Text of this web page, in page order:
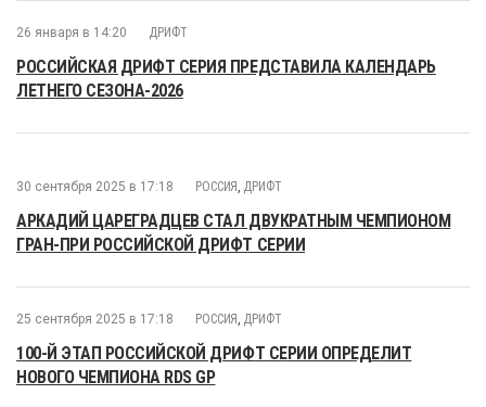
26 января в 14:20 ДРИФТ
РОССИЙСКАЯ ДРИФТ СЕРИЯ ПРЕДСТАВИЛА КАЛЕНДАРЬ
ЛЕТНЕГО СЕЗОНА-2026
30 сентября 2025 в 17:18 РОССИЯ , ДРИФТ
АРКАДИЙ ЦАРЕГРАДЦЕВ СТАЛ ДВУКРАТНЫМ ЧЕМПИОНОМ
ГРАН-ПРИ РОССИЙСКОЙ ДРИФТ СЕРИИ
25 сентября 2025 в 17:18 РОССИЯ , ДРИФТ
100-Й ЭТАП РОССИЙСКОЙ ДРИФТ СЕРИИ ОПРЕДЕЛИТ
НОВОГО ЧЕМПИОНА RDS GP